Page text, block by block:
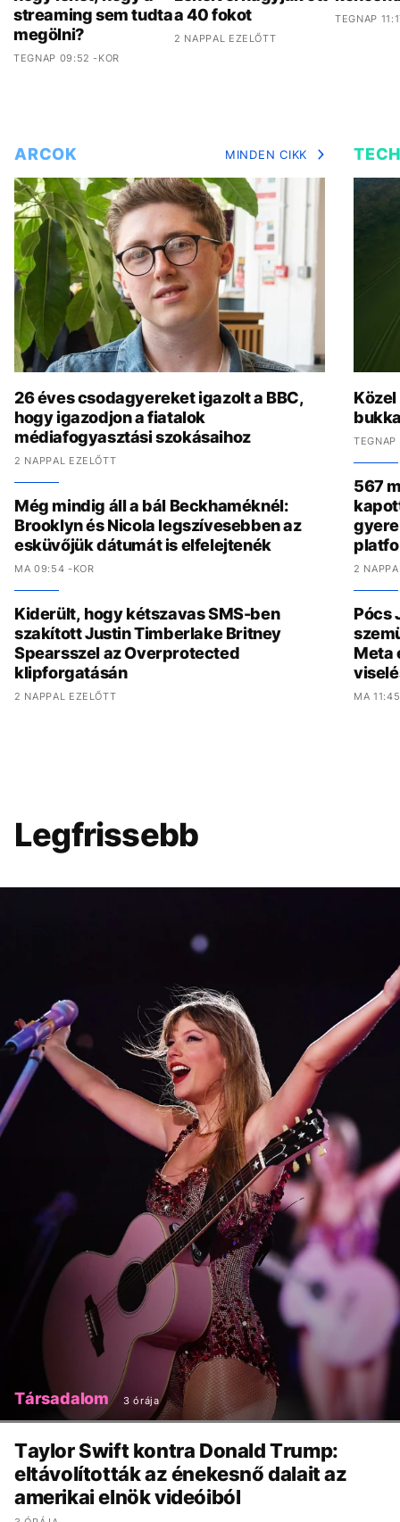
streaming sem tudta
megölni?
TEGNAP 09:52 -KOR
a 40 fokot
2 NAPPAL EZELŐTT
TEGNAP
ARCOK MINDEN CIKK
26 éves csodagyereket igazolt a BBC,
hogy igazodjon a fiatalok
médiafogyasztási szokásaihoz
2 NAPPAL EZELŐTT
Még mindig áll a bál Beckhaméknél:
Brooklyn és Nicola legszívesebben az
esküvőjük dátumát is elfelejtenék
MA 09:54 -KOR
Kiderült, hogy kétszavas SMS-ben
szakított Justin Timberlake Britney
Spearsszel az Overprotected
klipforgatásán
2 NAPPAL EZELŐTT
TEGNAP
567
2
Pócs
Meta
MA
Legfrissebb
Társadalom 3 órája
Taylor Swift kontra Donald Trump:
eltávolították az énekesnő dalait az
amerikai elnök videóiból